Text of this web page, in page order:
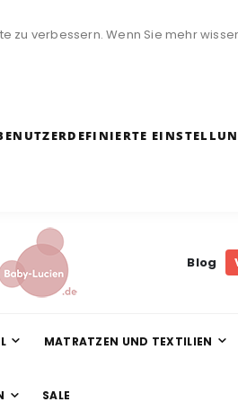
zu verbessern. Wenn Sie mehr
Blog
MATRATZEN UND TEXTILIEN
SALE